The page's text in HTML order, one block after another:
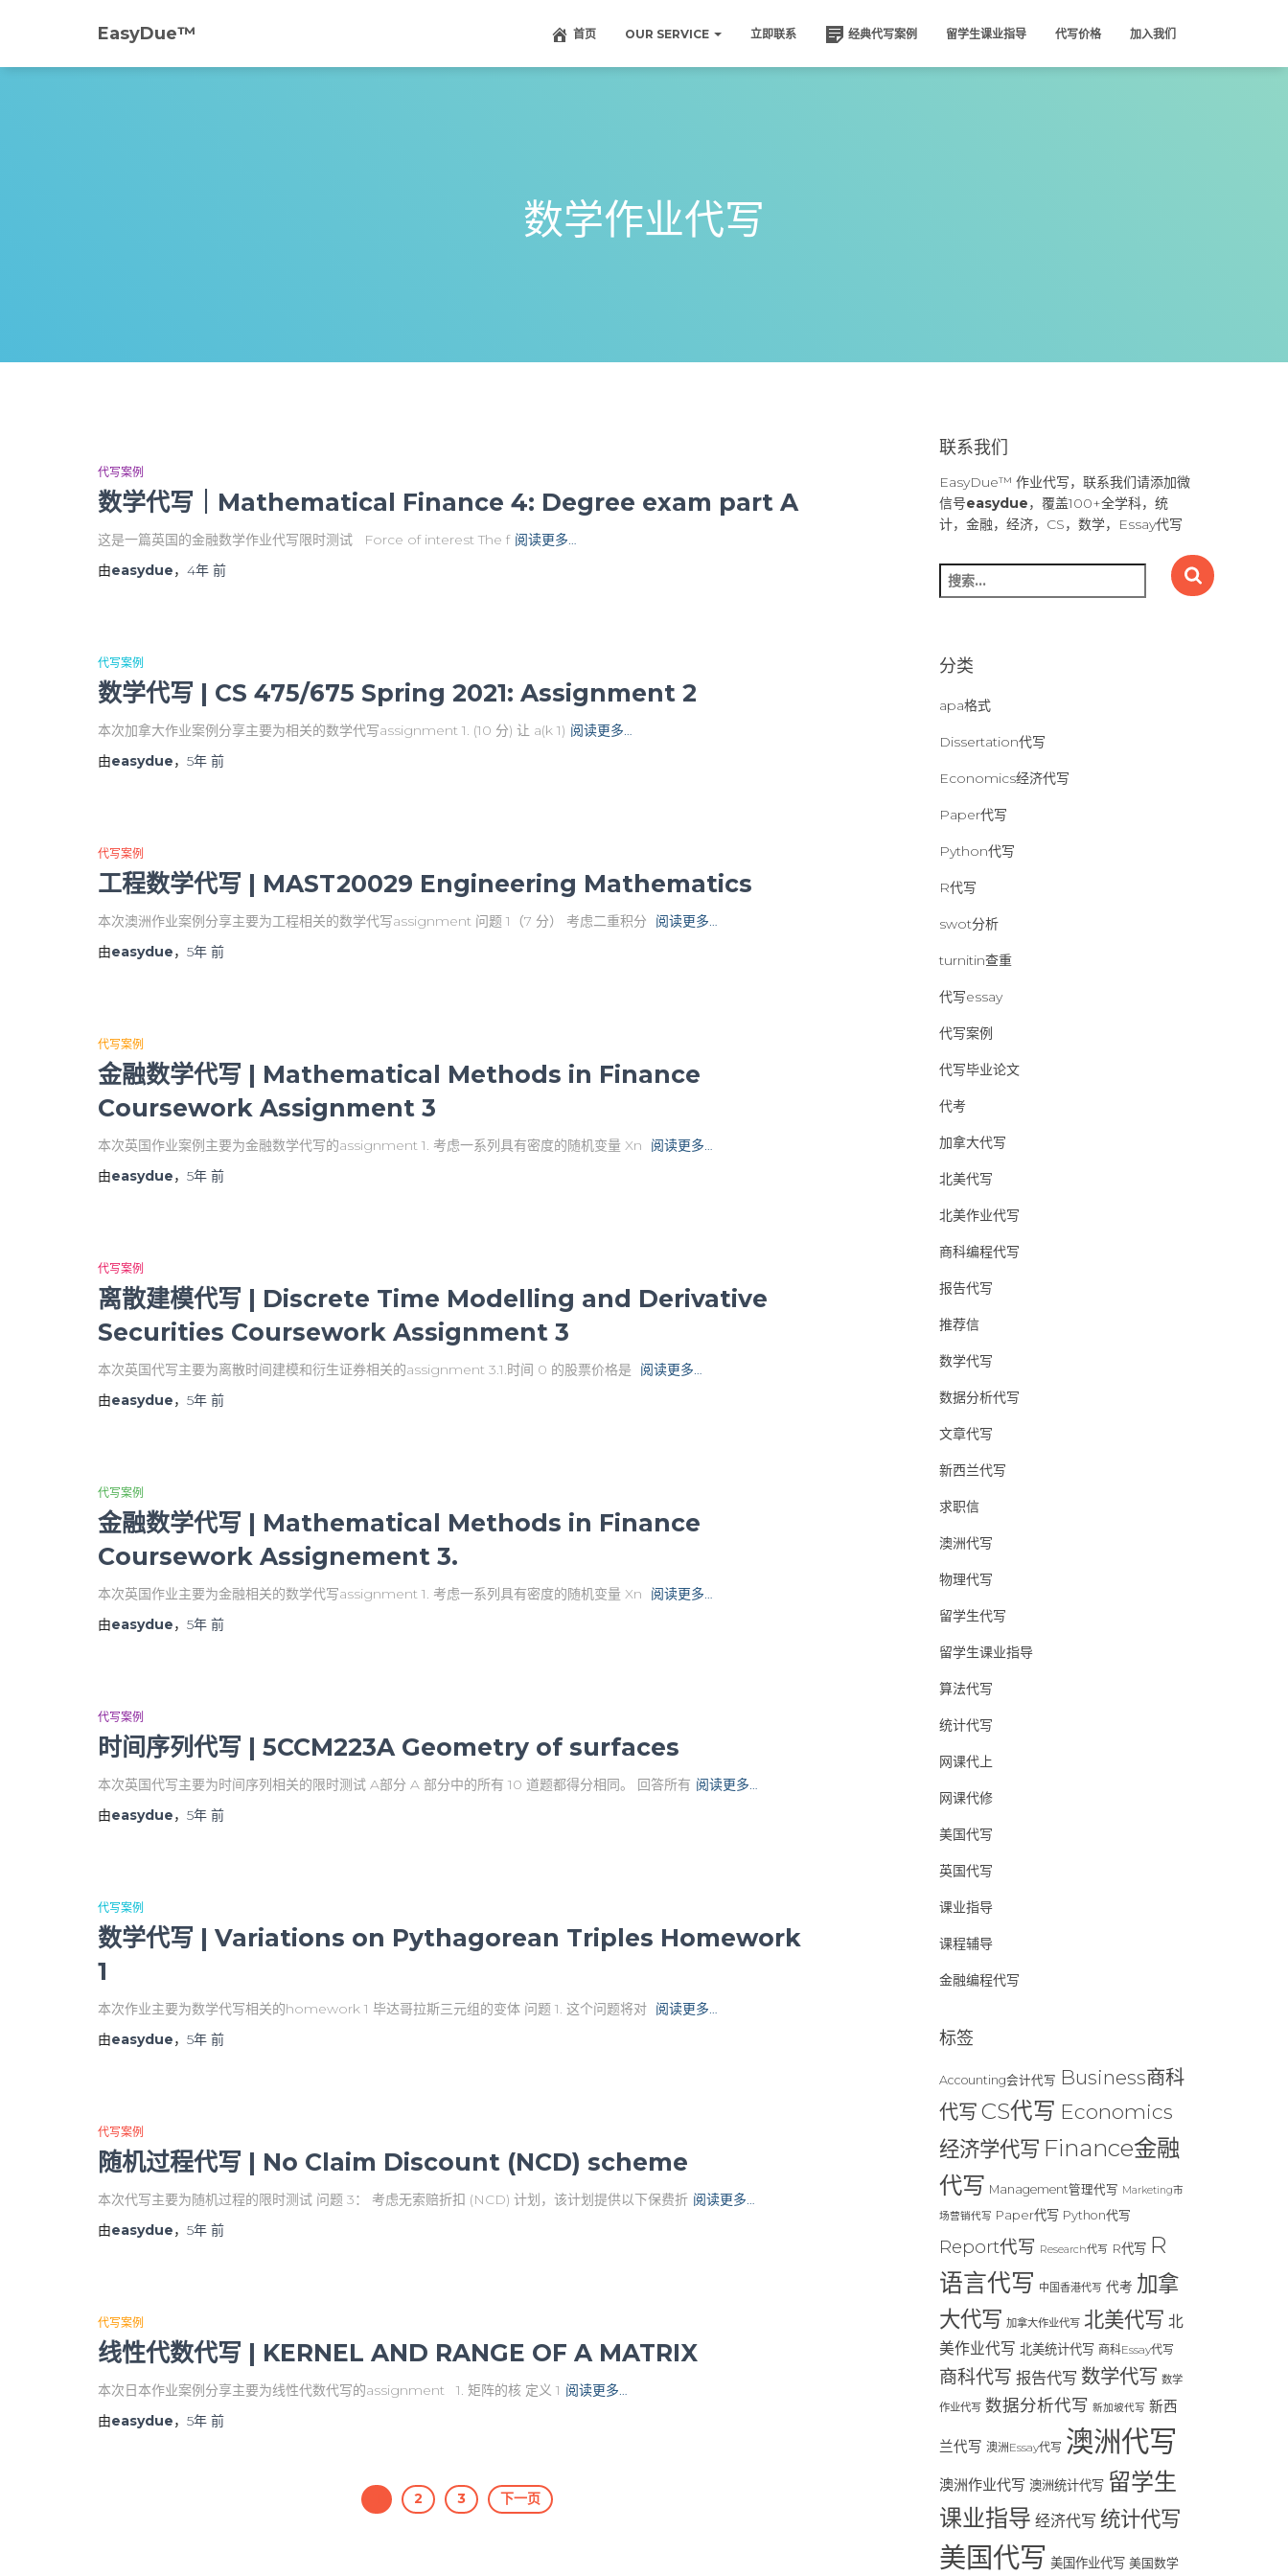
EasyDue™️ 首页 OUR SERVICE 立即联系 经典代写案例 留学生课业指导 代写价格 加入我们
数学作业代写
代写案例
数学代写｜Mathematical Finance 4: Degree exam part A
这是一篇英国的金融数学作业代写限时测试 Force of interest The f 阅读更多…
由easydue， 4年 前
代写案例
数学代写 | CS 475/675 Spring 2021: Assignment 2
本次加拿大作业案例分享主要为相关的数学代写assignment 1. (10 分) 让 a(k 1) 阅读更多…
由easydue， 5年 前
代写案例
工程数学代写 | MAST20029 Engineering Mathematics
本次澳洲作业案例分享主要为工程相关的数学代写assignment 问题 1（7 分） 考虑二重积分
阅读更多…
由easydue， 5年 前
代写案例
金融数学代写 | Mathematical Methods in Finance
Coursework Assignment 3
本次英国作业案例主要为金融数学代写的assignment 1. 考虑一系列具有密度的随机变量 Xn
阅读更多…
由easydue， 5年 前
代写案例
离散建模代写 | Discrete Time Modelling and Derivative
Securities Coursework Assignment 3
本次英国代写主要为离散时间建模和衍生证券相关的assignment 3.1.时间 0 的股票价格是
阅读更多…
由easydue， 5年 前
代写案例
金融数学代写 | Mathematical Methods in Finance
Coursework Assignement 3.
本次英国作业主要为金融相关的数学代写assignment 1. 考虑一系列具有密度的随机变量 Xn
阅读更多…
由easydue， 5年 前
代写案例
时间序列代写 | 5CCM223A Geometry of surfaces
本次英国代写主要为时间序列相关的限时测试 A部分 A 部分中的所有 10 道题都得分相同。 回答所有 阅读更多…
由easydue， 5年 前
代写案例
数学代写 | Variations on Pythagorean Triples Homework
1
本次作业主要为数学代写相关的homework 1 毕达哥拉斯三元组的变体 问题 1. 这个问题将对 阅读更多…
由easydue， 5年 前
代写案例
随机过程代写 | No Claim Discount (NCD) scheme
本次代写主要为随机过程的限时测试 问题 3： 考虑无索赔折扣 (NCD) 计划，该计划提供以下保费折 阅读更多…
由easydue， 5年 前
代写案例
线性代数代写 | KERNEL AND RANGE OF A MATRIX
本次日本作业案例分享主要为线性代数代写的assignment 1. 矩阵的核 定义 1 阅读更多…
由easydue， 5年 前
2 3 下一页
联系我们
EasyDue™ 作业代写，联系我们请添加微
信号easydue，覆盖100+全学科，统
计，金融，经济，CS，数学，Essay代写
搜
索
分类
apa格式
Dissertation代写
Economics经济代写
Paper代写
Python代写
R代写
swot分析
turnitin查重
代写essay
代写案例
代写毕业论文
代考
加拿大代写
北美代写
北美作业代写
商科编程代写
报告代写
推荐信
数学代写
数据分析代写
文章代写
新西兰代写
求职信
澳洲代写
物理代写
留学生代写
留学生课业指导
算法代写
统计代写
网课代上
网课代修
美国代写
英国代写
课业指导
课程辅导
金融编程代写
标签
Accounting会计代写 Business商科
代写 CS代写 Economics
经济学代写 Finance金融
代写 Management管理代写 Marketing市
场营销代写 Paper代写 Python代写
Report代写 Research代写 R代写 R
语言代写 中国香港代写 代考 加拿
大代写 加拿大作业代写 北美代写 北
美作业代写 北美统计代写 商科Essay代写
商科代写 报告代写 数学代写 数学
作业代写 数据分析代写 新加坡代写 新西
兰代写 澳洲Essay代写 澳洲代写
澳洲作业代写 澳洲统计代写 留学生
课业指导 经济代写 统计代写
美国代写 美国作业代写 美国数学